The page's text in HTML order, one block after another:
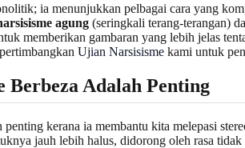
ia menunjukkan pelbagai cara yang
agung (seringkali terang-terangan)
memberikan gambaran yang lebih jelas
Ujian Narsisisme kami untuk
Berbeza Adalah Penting
penting kerana ia membantu kita melepasi
jauh lebih halus, didorong oleh rasa